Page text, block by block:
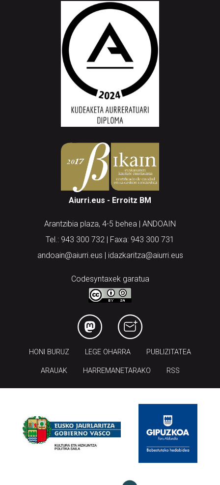
Aiurri.eus - Erroitz BM
Arantzibia plaza, 4-5 behea | ANDOAIN
Tel.: 943 300 732 | Faxa: 943 300 731
andoain@aiurri.eus | idazkaritza@aiurri.eus
Codesyntaxek garatua
HONI BURUZ LEGE OHARRA PUBLIZITATEA
ARAUAK HARREMANETARAKO RSS